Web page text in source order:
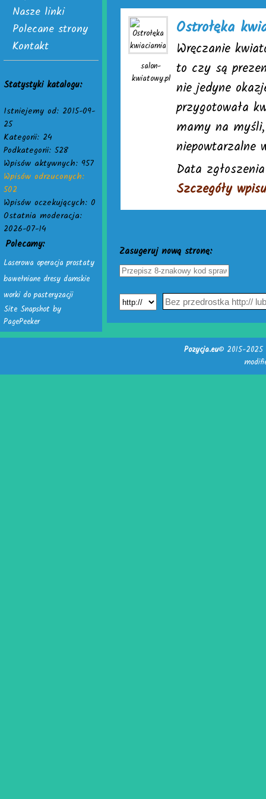
Nasze linki
Polecane strony
Kontakt
Statystyki katalogu:
Istniejemy od: 2015-09-
25
Kategorii: 24
Podkategorii: 528
Wpisów aktywnych: 957
Wpisów odrzuconych:
502
Wpisów oczekujących: 0
Ostatnia moderacja:
2026-07-14
Polecamy:
Laserowa operacja prostaty
bawełniane dresy damskie
worki do pasteryzacji
Site Snapshot by
PagePeeker
salon-
kwiatowy.pl
Ostrołęka
Wręczanie
to czy są
nie jedyne
przygotowała
mamy na
niepowtarzalne
Data
Szczegóły wpisu
Zasugeruj nową stronę:
Pozycja.eu© 2015-